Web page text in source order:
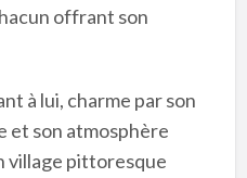
offrant son
à lui, charme par son
et son atmosphère
village pittoresque